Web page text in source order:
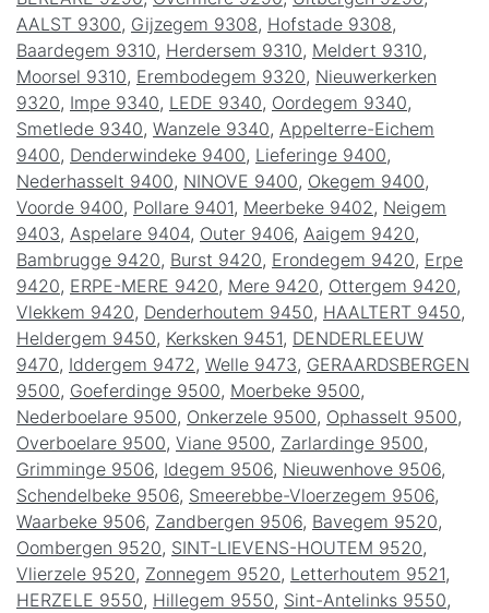
AALST 9300, Gijzegem 9308, Hofstade 9308,
Baardegem 9310, Herdersem 9310, Meldert 9310,
Moorsel 9310, Erembodegem 9320, Nieuwerkerken
9320, Impe 9340, LEDE 9340, Oordegem 9340,
Smetlede 9340, Wanzele 9340, Appelterre-Eichem
9400, Denderwindeke 9400, Lieferinge 9400,
Nederhasselt 9400, NINOVE 9400, Okegem 9400,
Voorde 9400, Pollare 9401, Meerbeke 9402 , Neigem
9403, Aspelare 9404, Outer 9406, Aaigem 9420,
Bambrugge 9420, Burst 9420, Erondegem 9420, Erpe
9420, ERPE-MERE 9420, Mere 9420, Ottergem 9420,
Vlekkem 9420, Denderhoutem 9450, HAALTERT 9450,
Heldergem 9450, Kerksken 9451, DENDERLEEUW
9470, Iddergem 9472 , Welle 9473, GERAARDSBERGEN
9500, Goeferdinge 9500, Moerbeke 9500,
Nederboelare 9500, Onkerzele 9500, Ophasselt 9500,
Overboelare 9500, Viane 9500, Zarlardinge 9500,
Grimminge 9506, Idegem 9506, Nieuwenhove 9506,
Schendelbeke 9506, Smeerebbe-Vloerzegem 9506,
Waarbeke 9506, Zandbergen 9506, Bavegem 9520,
Oombergen 9520, SINT-LIEVENS-HOUTEM 9520,
Vlierzele 9520, Zonnegem 9520, Letterhoutem 9521,
HERZELE 9550, Hillegem 9550, Sint-Antelinks 9550,